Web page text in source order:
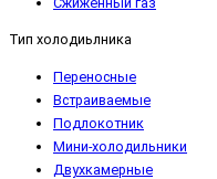
Тип холодиьлника
Переносные
Встраиваемые
Подлокотник
Мини-холодильники
Двухкамерные